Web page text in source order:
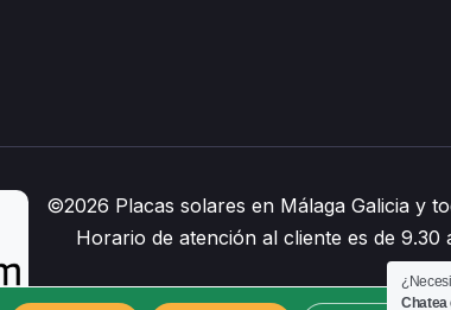
©2026 Placas solares en Málaga Galicia y
Horario de atención al cliente es de 9.30
Chatea